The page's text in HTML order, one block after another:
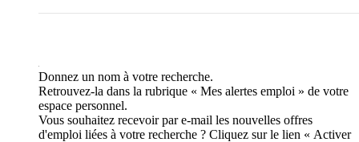
Donnez un nom à votre recherche.
Retrouvez-la dans la rubrique « Mes alertes emploi » de votre
espace personnel.
Vous souhaitez recevoir par e-mail les nouvelles offres
d'emploi liées à votre recherche ? Cliquez sur le lien « Activer